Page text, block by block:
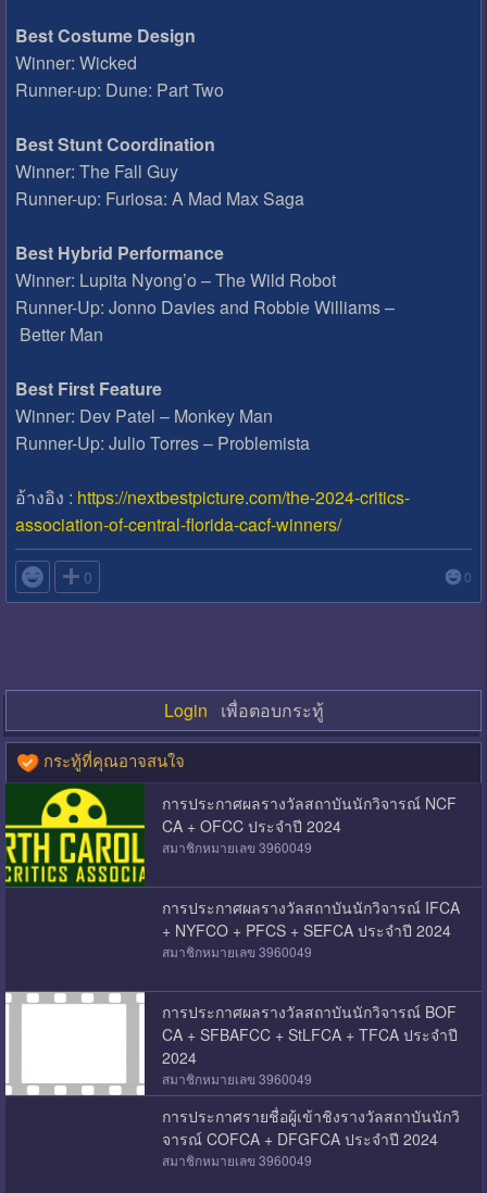
Best Costume Design
Winner: Wicked
Runner-up: Dune: Part Two
Best Stunt Coordination
Winner: The Fall Guy
Runner-up: Furiosa: A Mad Max Saga
Best Hybrid Performance
Winner: Lupita Nyong’o – The Wild Robot
Runner-Up: Jonno Davies and Robbie Williams –
Better Man
Best First Feature
Winner: Dev Patel – Monkey Man
Runner-Up: Julio Torres – Problemista
อ้างอิง : https://nextbestpicture.com/the-2024-critics-
association-of-central-florida-cacf-winners/
 0 0
Login เพื่อตอบกระทู้
กระทู้ที่คุณอาจสนใจ
การประกาศผลรางวัลสถาบันนักวิจารณ์ NCF
CA + OFCC ประจำปี 2024
สมาชิกหมายเลข 3960049
การประกาศผลรางวัลสถาบันนักวิจารณ์ IFCA
+ NYFCO + PFCS + SEFCA ประจำปี 2024
สมาชิกหมายเลข 3960049
การประกาศผลรางวัลสถาบันนักวิจารณ์ BOF
CA + SFBAFCC + StLFCA + TFCA ประจำปี
2024
สมาชิกหมายเลข 3960049
การประกาศรายชื่อผู้เข้าชิงรางวัลสถาบันนักวิ
จารณ์ COFCA + DFGFCA ประจำปี 2024
สมาชิกหมายเลข 3960049